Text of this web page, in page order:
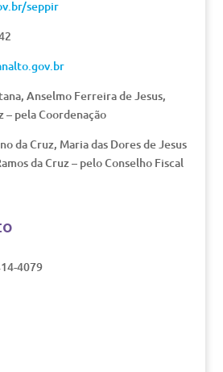
seppir
Anselmo Ferreira de Jesus,
– pela Coordenação
da Cruz, Maria das Dores de Jesus
da Cruz – pelo Conselho Fiscal
4079